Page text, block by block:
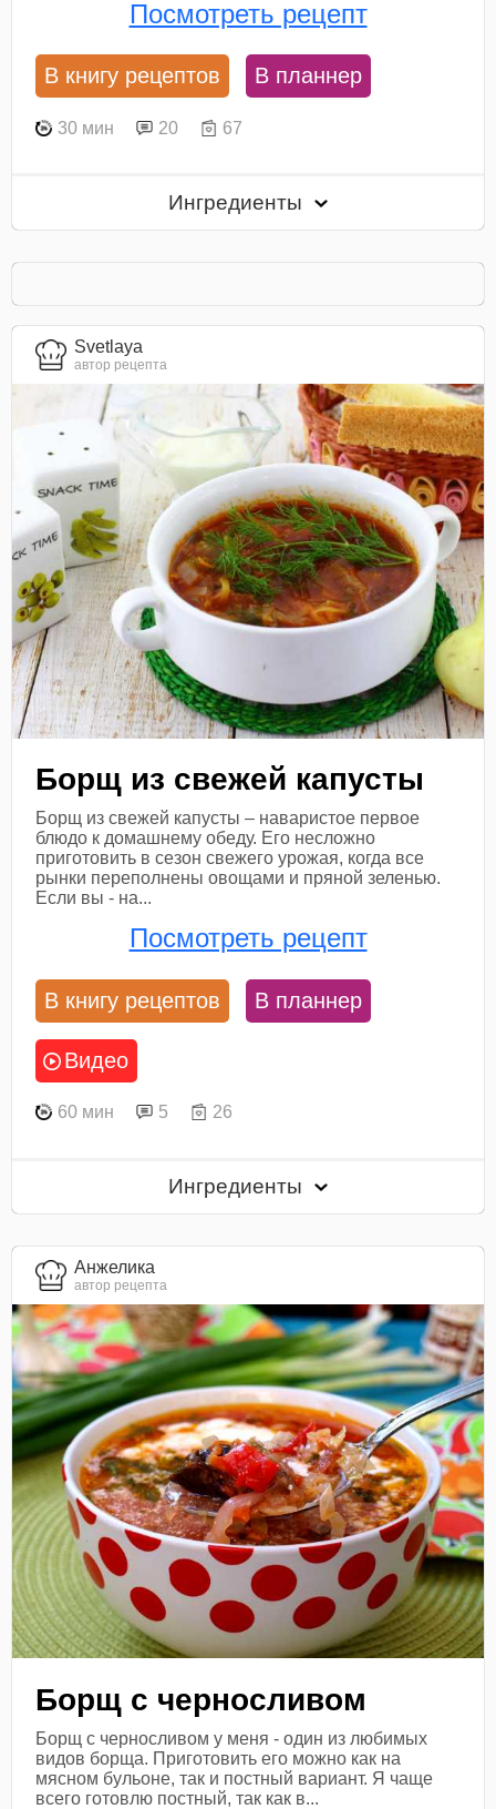
Посмотреть рецепт
В книгу рецептов В планнер
30 мин 20 67
Ингредиенты
Svetlaya
автор рецепта
Борщ из свежей капусты
Борщ из свежей капусты – наваристое первое
блюдо к домашнему обеду. Его несложно
приготовить в сезон свежего урожая, когда все
рынки переполнены овощами и пряной зеленью.
Если вы - на...
Посмотреть рецепт
В книгу рецептов В планнер
Видео
60 мин 5 26
Ингредиенты
Анжелика
автор рецепта
Борщ с черносливом
Борщ с черносливом у меня - один из любимых
видов борща. Приготовить его можно как на
мясном бульоне, так и постный вариант. Я чаще
всего готовлю постный, так как в...